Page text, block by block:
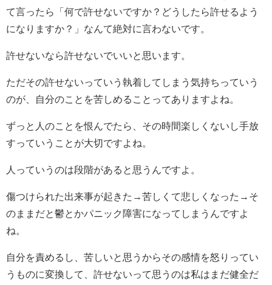
て言ったら「何で許せないですか？どうしたら許せるよう
になりますか？」なんて絶対に言わないです。
許せないなら許せないでいいと思います。
ただその許せないっていう執着してしまう気持ちっていう
のが、自分のことを苦しめることってありますよね。
ずっと人のことを恨んでたら、その時間楽しくないし手放
すっていうことが大切ですよね。
人っていうのは段階があると思うんですよ。
傷つけられた出来事が起きた→苦しくて悲しくなった→そ
のままだと鬱とかパニック障害になってしまうんですよ
ね。
自分を責めるし、苦しいと思うからその感情を怒りってい
うものに変換して、許せないって思うのは私はまだ健全だ